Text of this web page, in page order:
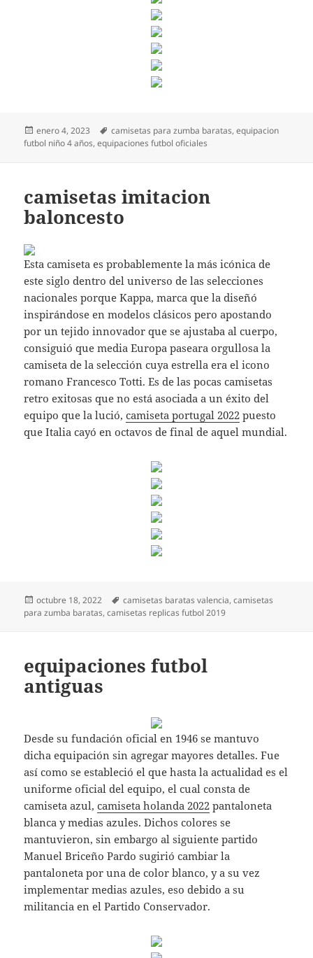
Publicado
el
enero 4, 2023 Etiquetas
camisetas para zumba baratas,equipacion
futbol niño 4 años,equipaciones futbol oficiales
camisetas imitacion
baloncesto
Esta camiseta es probablemente la más icónica de
este siglo dentro del universo de las selecciones
nacionales porque Kappa, marca que la diseñó
inspirándose en modelos clásicos pero apostando
por un tejido innovador que se ajustaba al cuerpo,
consiguió que media Europa paseara orgullosa la
camiseta de la selección cuya estrella era el icono
romano Francesco Totti. Es de las pocas camisetas
retro exitosas que no está asociada a un éxito del
equipo que la lució,camiseta portugal 2022 puesto
que Italia cayó en octavos de final de aquel mundial.
Publicado
el
octubre 18, 2022 Etiquetas
camisetas baratas valencia,camisetas
para zumba baratas,camisetas replicas futbol 2019
equipaciones futbol
antiguas
Desde su fundación oficial en 1946 se mantuvo
dicha equipación sin agregar mayores detalles. Fue
así como se estableció el que hasta la actualidad es el
uniforme oficial del equipo, el cual consta de
camiseta azul,camiseta holanda 2022 pantaloneta
blanca y medias azules. Dichos colores se
mantuvieron, sin embargo al siguiente partido
Manuel Briceño Pardo sugirió cambiar la
pantaloneta por una de color blanco, y a su vez
implementar medias azules, eso debido a su
militancia en el Partido Conservador.